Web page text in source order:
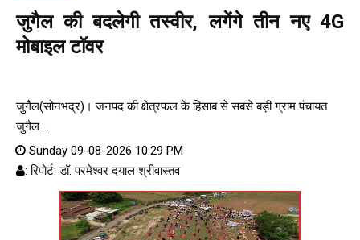
जुगैल की बदलेगी तस्वीर, लगेंगे तीन नए 4G
मोबाइल टॉवर
जुगैल(सोनभद्र)। जनपद की क्षेत्रफल के हिसाब से सबसे बड़ी ग्राम पंचायत
जुगैल....
Sunday 09-08-2026 10:29 PM
: रिपोर्ट: डॉ. परमेश्वर दयाल श्रीवास्तव